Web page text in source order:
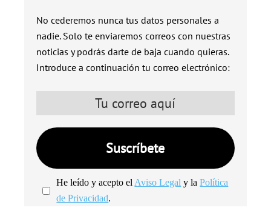
No cederemos nunca tus datos personales a
nadie. Solo te enviaremos correos con nuestras
noticias y podrás darte de baja cuando quieras.
Introduce a continuación tu correo electrónico:
He leído y acepto el Aviso Legal y laPolítica
de Privacidad.